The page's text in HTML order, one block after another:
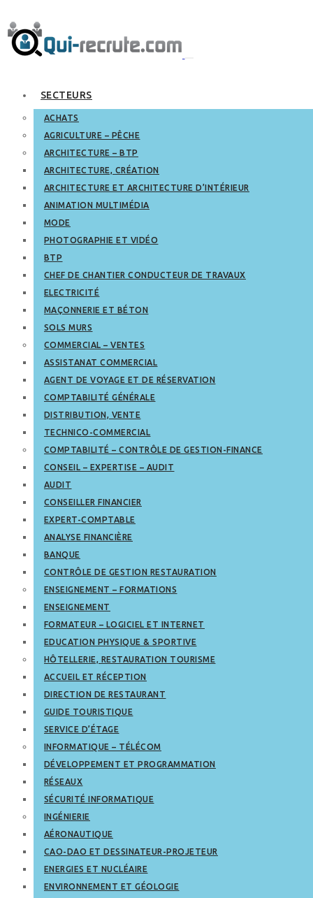
SECTEURS
ACHATS
AGRICULTURE – PÊCHE
ARCHITECTURE – BTP
ARCHITECTURE, CRÉATION
ARCHITECTURE ET ARCHITECTURE D’INTÉRIEUR
ANIMATION MULTIMÉDIA
MODE
PHOTOGRAPHIE ET VIDÉO
BTP
CHEF DE CHANTIER CONDUCTEUR DE TRAVAUX
ELECTRICITÉ
MAÇONNERIE ET BÉTON
SOLS MURS
COMMERCIAL – VENTES
ASSISTANAT COMMERCIAL
AGENT DE VOYAGE ET DE RÉSERVATION
COMPTABILITÉ GÉNÉRALE
DISTRIBUTION, VENTE
TECHNICO-COMMERCIAL
COMPTABILITÉ – CONTRÔLE DE GESTION-FINANCE
CONSEIL – EXPERTISE – AUDIT
AUDIT
CONSEILLER FINANCIER
EXPERT-COMPTABLE
ANALYSE FINANCIÈRE
BANQUE
CONTRÔLE DE GESTION RESTAURATION
ENSEIGNEMENT – FORMATIONS
ENSEIGNEMENT
FORMATEUR – LOGICIEL ET INTERNET
EDUCATION PHYSIQUE & SPORTIVE
HÔTELLERIE, RESTAURATION TOURISME
ACCUEIL ET RÉCEPTION
DIRECTION DE RESTAURANT
GUIDE TOURISTIQUE
SERVICE D’ÉTAGE
INFORMATIQUE – TÉLÉCOM
DÉVELOPPEMENT ET PROGRAMMATION
RÉSEAUX
SÉCURITÉ INFORMATIQUE
INGÉNIERIE
AÉRONAUTIQUE
CAO-DAO ET DESSINATEUR-PROJETEUR
ENERGIES ET NUCLÉAIRE
ENVIRONNEMENT ET GÉOLOGIE